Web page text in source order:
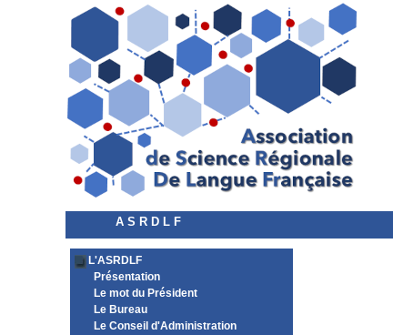
A S R D L F
L'ASRDLF
Présentation
Le mot du Président
Le Bureau
Le Conseil d'Administration